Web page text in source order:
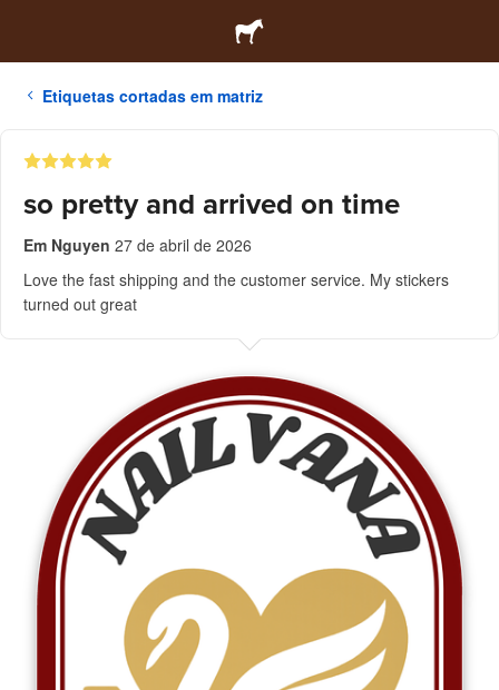
Etiquetas cortadas em matriz
so pretty and arrived on time
Em Nguyen 27 de abril de 2026
Love the fast shipping and the customer service. My stickers
turned out great